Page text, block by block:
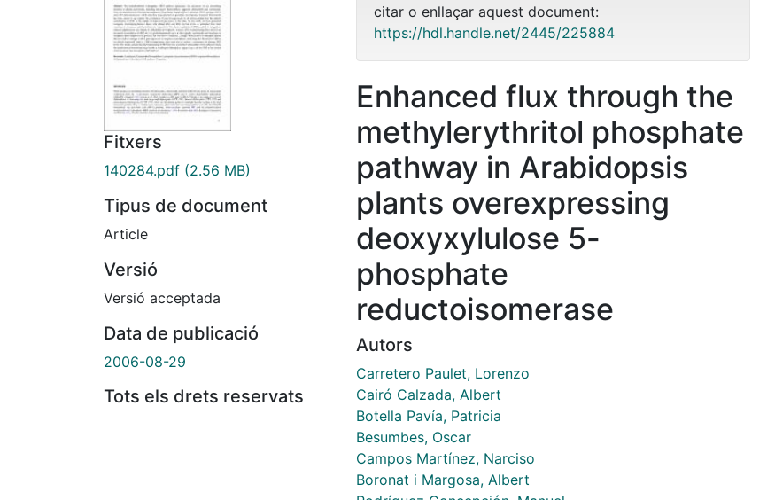
Fitxers
140284.pdf (2.56 MB)
Tipus de document
Article
Versió
Versió acceptada
Data de publicació
2006-08-29
Tots els drets reservats
citar o enllaçar aquest document:
https://hdl.handle.net/2445/225884
Enhanced flux through the
methylerythritol phosphate
pathway in Arabidopsis
plants overexpressing
deoxyxylulose 5-
phosphate
reductoisomerase
Autors
Carretero Paulet, Lorenzo
Cairó Calzada, Albert
Botella Pavía, Patricia
Besumbes, Oscar
Campos Martínez, Narciso
Boronat i Margosa, Albert